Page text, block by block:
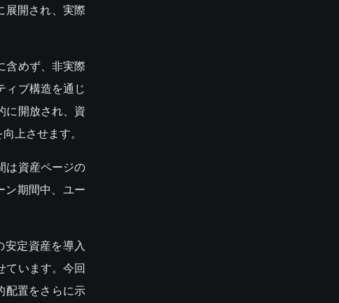
展開され、実際
含めず、非実際
ィブ構造を通じ
に開放され、資
上させます。
は資産ページの
ン期間中、ユー
定資産を導入
ています。今回
配置をさらに示